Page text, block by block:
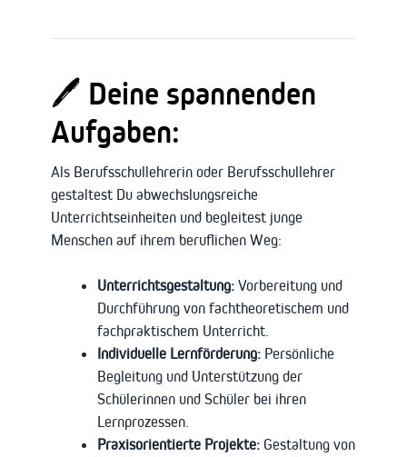
🖊️ Deine spannenden
Aufgaben:
Als Berufsschullehrerin oder Berufsschullehrer
gestaltest Du abwechslungsreiche
Unterrichtseinheiten und begleitest junge
Menschen auf ihrem beruflichen Weg:
Unterrichtsgestaltung: Vorbereitung und
Durchführung von fachtheoretischem und
fachpraktischem Unterricht.
Individuelle Lernförderung: Persönliche
Begleitung und Unterstützung der
Schülerinnen und Schüler bei ihren
Lernprozessen.
Praxisorientierte Projekte: Gestaltung von